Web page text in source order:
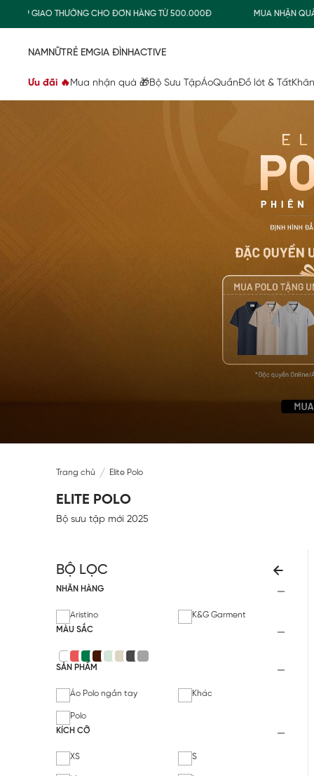
CHO ĐƠN HÀNG TỪ 500.000Đ MUA NHẬN QUÀ
NAMNỮTRẺ EMGIA ĐÌNHACTIVE
Ưu đãi 🔥 Mua nhận quà 🎁Bộ Sưu TậpÁoQuầnĐồ lót & Tất
Trang chủ Elite Polo
ELITE POLO
Bộ sưu tập mới 2025
BỘ LỌC
NHÃN HÀNG
Aristino
K&G Garment
MÀU SẮC
SẢN PHẨM
Áo Polo ngắn tay Khác
Polo
KÍCH CỠ
XS S